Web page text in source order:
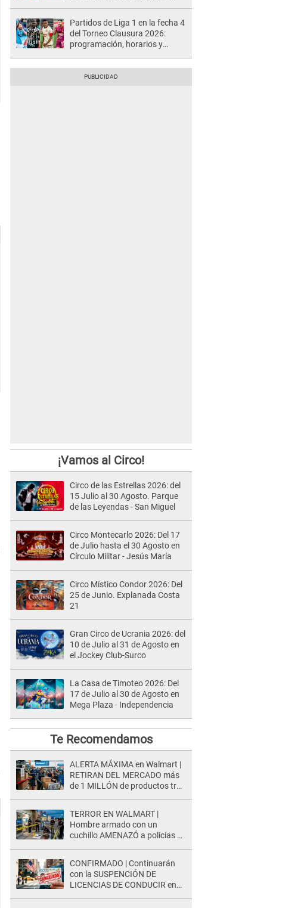
Partidos de Liga 1 en la fecha 4
del Torneo Clausura 2026:
programación, horarios y
¡Vamos al Circo!
Circo de las Estrellas 2026: del
15 Julio al 30 Agosto. Parque
de las Leyendas - San Miguel
Circo Montecarlo 2026: Del 17
de Julio hasta el 30 Agosto en
Círculo Militar - Jesús María
Circo Místico Condor 2026: Del
25 de Junio. Explanada Costa
21
Gran Circo de Ucrania 2026: del
10 de Julio al 31 de Agosto en
el Jockey Club-Surco
La Casa de Timoteo 2026: Del
17 de Julio al 30 de Agosto en
Mega Plaza - Independencia
Te Recomendamos
ALERTA MÁXIMA en Walmart |
RETIRAN DEL MERCADO más
de 1 MILLÓN de productos tras
TERROR EN WALMART |
Hombre armado con un
cuchillo AMENAZÓ a policías y
CONFIRMADO | Continuarán
con la SUSPENCIÓN DE
LICENCIAS DE CONDUCIR en